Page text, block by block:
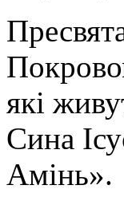
які
Сина
Амінь».